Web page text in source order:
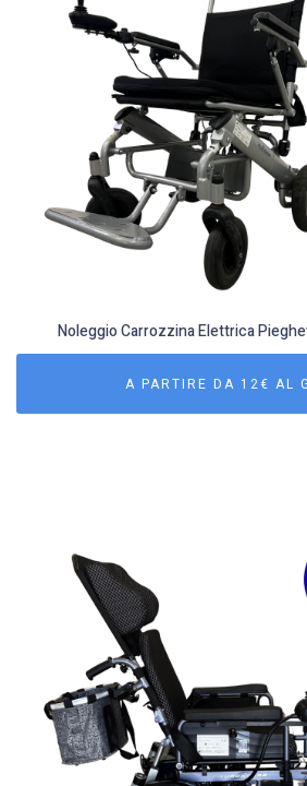
Noleggio Carrozzina Elettrica
A PARTIRE DA 12€ AL